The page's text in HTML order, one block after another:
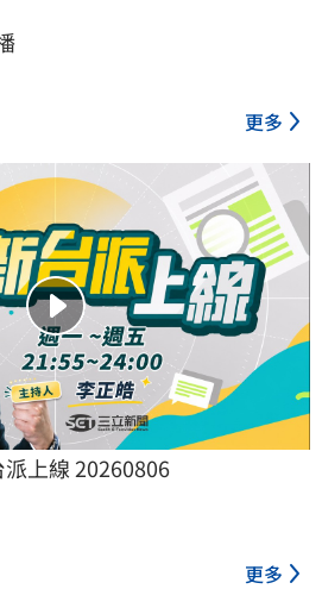
更多
派上線 20260806
更多